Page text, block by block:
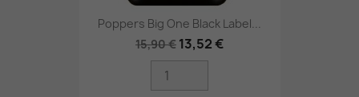
Poppers Big One Black Label...
15,90 € 13,52 €